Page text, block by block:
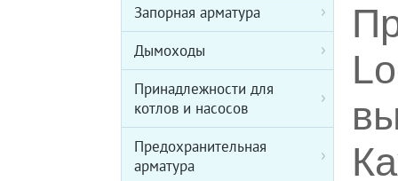
Запорная арматура
Дымоходы
Принадлежности для
котлов и насосов
Предохранительная
арматура